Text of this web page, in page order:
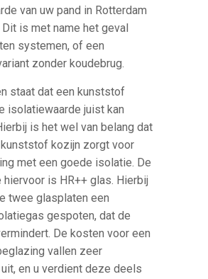
van uw pand in Rotterdam
is met name het geval
systemen, of een
zonder koudebrug.
staat dat een kunststof
isolatiewaarde juist kan
is het wel van belang dat
kozijn zorgt voor
met een goede isolatie. De
is HR++ glas. Hierbij
twee glasplaten een
gespoten, dat de
De kosten voor een
vallen zeer
en u verdient deze deels